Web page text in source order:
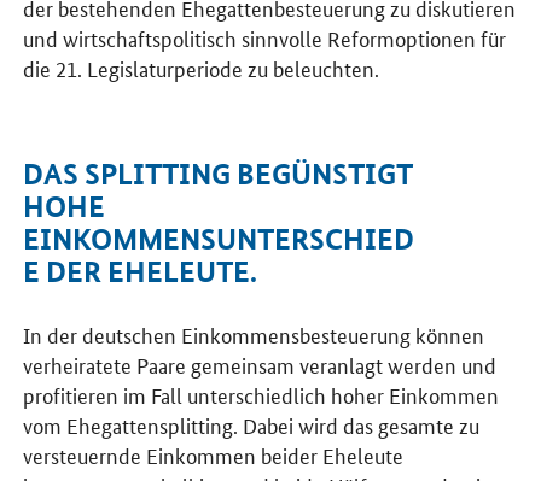
der bestehenden Ehegattenbesteuerung zu diskutieren
und wirtschaftspolitisch sinnvolle Reformoptionen für
die 21. Legislaturperiode zu beleuchten.
DAS SPLITTING BEGÜNSTIGT
HOHE
EINKOMMENSUNTERSCHIED
E DER EHELEUTE.
In der deutschen Einkommensbesteuerung können
verheiratete Paare gemeinsam veranlagt werden und
profitieren im Fall unterschiedlich hoher Einkommen
vom Ehegattensplitting. Dabei wird das gesamte zu
versteuernde Einkommen beider Eheleute